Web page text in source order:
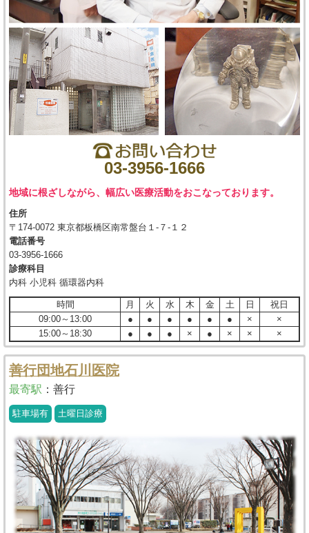
03-3956-1666
地域に根ざしながら、幅広い医療活動をおこなっております。
住所
〒174-0072 東京都板橋区南常盤台１-７-１２
電話番号
03-3956-1666
診療科目
内科 小児科 循環器内科
時間 月 火 水 木 金 土 日
祝日
09:00～13:00
● ● ● ● ● ● ×
×
15:00～18:30
● ● ● × ● × × ×
善行団地石川医院
最寄駅 ： 善行
駐車場有 土曜日診療